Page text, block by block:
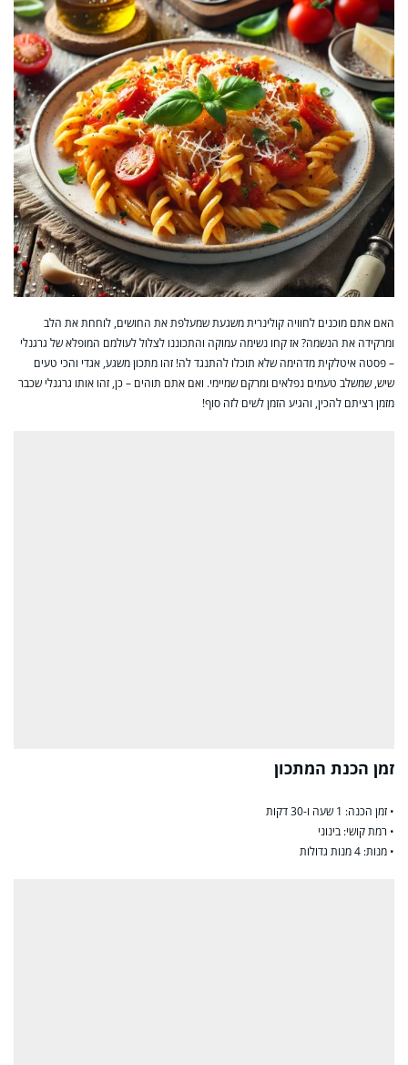
האם אתם מוכנים לחוויה קולינרית משגעת שמעלפת את החושים, לוחחת את הלב
ומרקידה את הנשמה? אז קחו נשימה עמוקה והתכוננו לצלול לעולמם המופלא של גרגנלי
– פסטה איטלקית מדהימה שלא תוכלו להתנגד לה! זהו מתכון משגע, אגדי והכי טעים
שיש, שמשלב טעמים נפלאים ומרקם שמיימי. ואם אתם תוהים – כן, זהו אותו גרגנלי שכבר
מזמן רציתם להכין, והגיע הזמן לשים לזה סוף!
זמן הכנת המתכון
• זמן הכנה: 1 שעה ו-30 דקות
• רמת קושי: בינוני
• מנות: 4 מנות גדולות